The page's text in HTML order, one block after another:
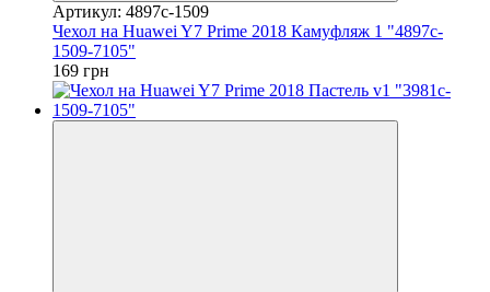
Артикул: 4897c-1509
Чехол на Huawei Y7 Prime 2018 Камуфляж 1 "4897c-
1509-7105"
169 грн